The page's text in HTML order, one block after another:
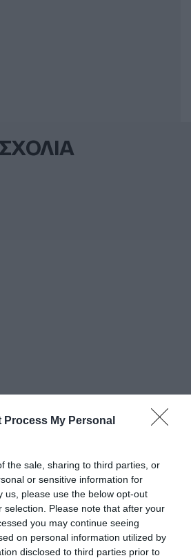
Process My Personal
the sale, sharing to third parties, or
or sensitive information for
us, please use the below opt-out
selection. Please note that after your
you may continue seeing
on personal information utilized by
disclosed to third parties prior to
ΣΧΟΛΙΑ